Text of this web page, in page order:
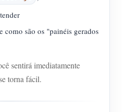
como são os "painéis gerados
sentirá imediatamente
torna fácil.